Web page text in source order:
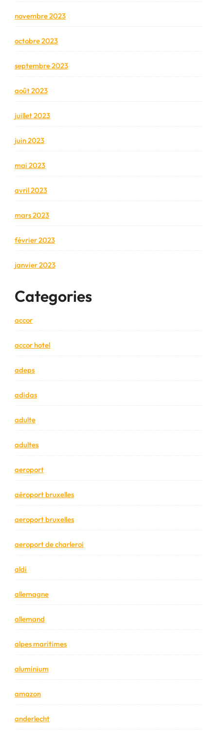
novembre 2023
octobre 2023
septembre 2023
août 2023
juillet 2023
juin 2023
mai 2023
avril 2023
mars 2023
février 2023
janvier 2023
Categories
accor
accor hotel
adeps
adidas
adulte
adultes
aeroport
aéroport bruxelles
aeroport bruxelles
aeroport de charleroi
aldi
allemagne
allemand
alpes maritimes
aluminium
amazon
anderlecht